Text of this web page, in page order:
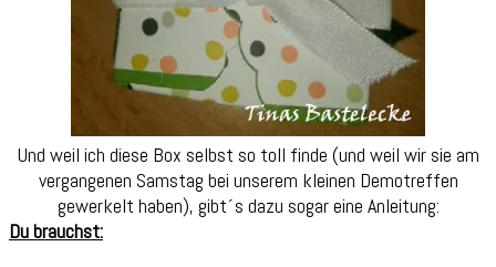
Und weil ich diese Box selbst so toll finde (und weil wir sie am
vergangenen Samstag bei unserem kleinen Demotreffen
gewerkelt haben), gibt´s dazu sogar eine Anleitung:
Du brauchst: